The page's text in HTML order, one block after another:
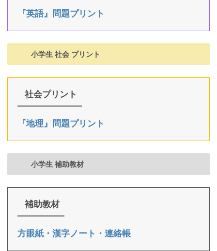
『英語』問題プリント
小学生 社会 プリント
社会プリント
『地理』問題プリント
小学生 補助教材
補助教材
方眼紙・漢字ノート・連絡帳